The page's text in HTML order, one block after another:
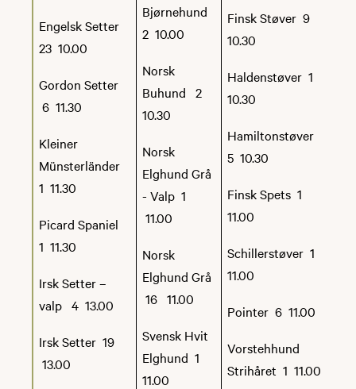
Engelsk Setter
23 10.00
Gordon Setter
6 11.30
Kleiner
Münsterländer
1 11.30
Picard Spaniel
1 11.30
Irsk Setter –
valp 4 13.00
Irsk Setter 19
13.00
Bjørnehund
2 10.00
Norsk
Buhund 2
10.30
Norsk
Elghund Grå
- Valp 1
11.00
Norsk
Elghund Grå
16 11.00
Svensk Hvit
Elghund 1
11.00
Finsk Støver 9
10.30
Haldenstøver 1
10.30
Hamiltonstøver
5 10.30
Finsk Spets 1
11.00
Schillerstøver 1
11.00
Pointer 6 11.00
Vorstehhund
Strihåret 1 11.00